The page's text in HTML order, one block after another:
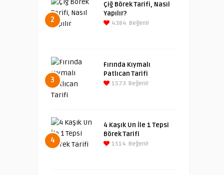
2
Çiğ Börek Tarifi, Nasıl
Yapılır?
4384 Beğeni!
3
Fırında Kıymalı
Patlıcan Tarifi
1573 Beğeni!
4
4 Kaşık Un İle 1 Tepsi
Börek Tarifi
1514 Beğeni!